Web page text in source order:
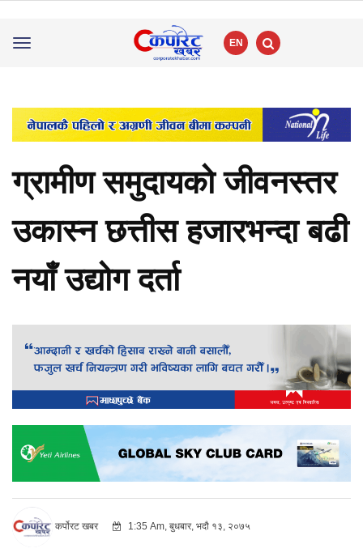
Toggle
EN
ग्रामीण समुदायको जीवनस्तर
उकास्न छत्तीस हजारभन्दा बढी
नयाँ उद्योग दर्ता
कर्पोरट खबर 1:35 Am, बुधबार, भदौ १३, २०७५